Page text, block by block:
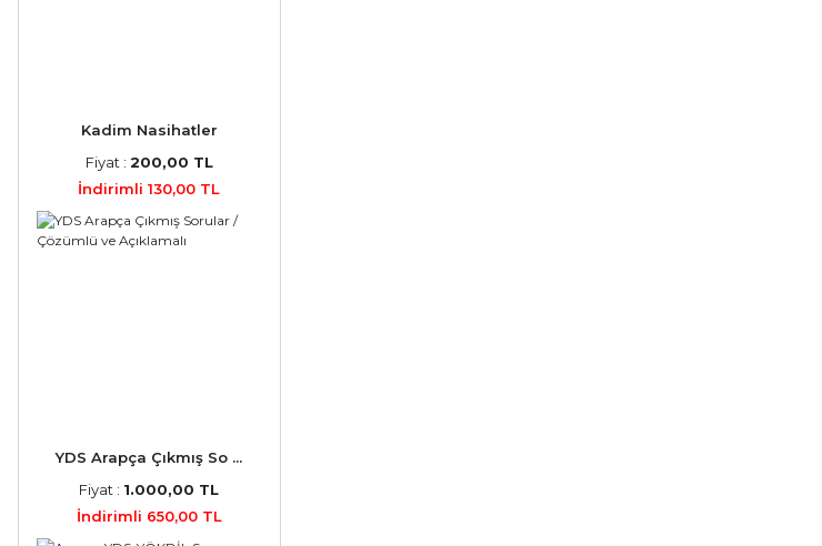
Kadim Nasihatler
Fiyat : 200,00 TL
İndirimli 130,00 TL
YDS Arapça Çıkmış So ...
Fiyat : 1.000,00 TL
İndirimli 650,00 TL